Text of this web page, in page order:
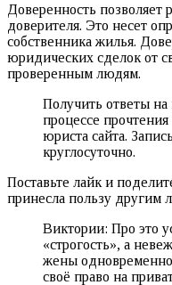
Доверенность позволяет
доверителя. Это несет
собственника жилья.
юридических сделок от
проверенным людям.
Получить ответы
процессе
юриста сайта.
круглосуточно.
Поставьте лайк и
принесла пользу другим
Виктории: Про это
«строгость», а
жены
своё право на